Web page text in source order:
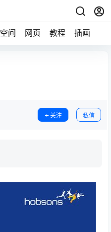
空间 网页 教程 插画
关注 私信